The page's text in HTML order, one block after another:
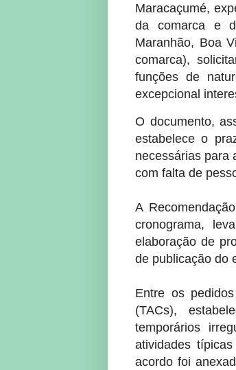
Maracaçumé,
da comarca e
Maranhão, Boa
comarca),
funções de
excepcional
O documento,
estabelece o
necessárias para
com falta de
A
cronograma,
elaboração de
de publicação do
Entre os
(TACs),
temporários
atividades
acordo foi